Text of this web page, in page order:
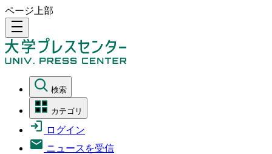
ページ上部
density_medium
検索
カテゴリ
ログイン
ニュースを受信